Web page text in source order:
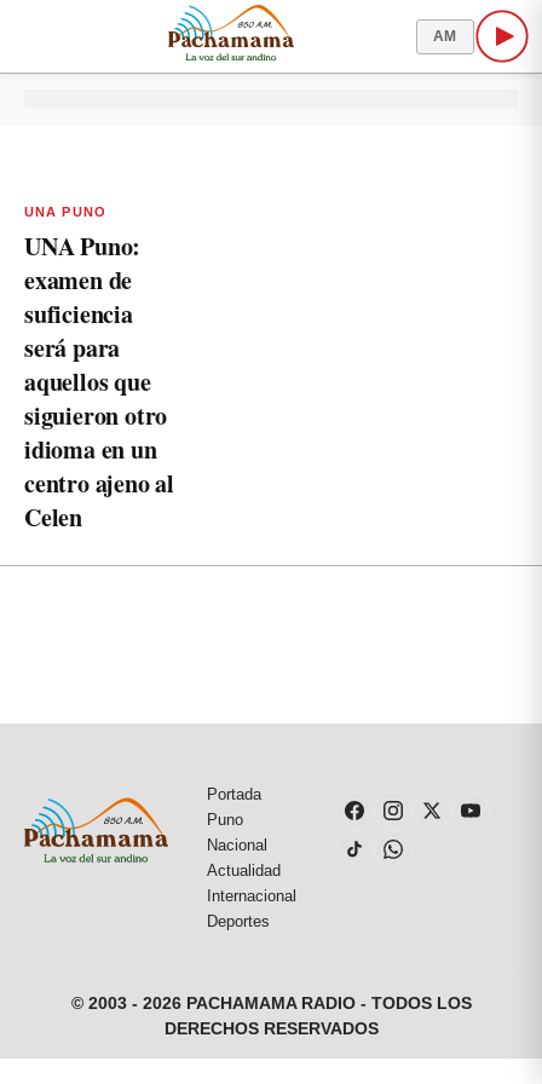
AM
UNA PUNO
UNA Puno:
examen de
suficiencia
será para
aquellos que
siguieron otro
idioma en un
centro ajeno al
Celen
Portada
Puno
Nacional
Actualidad
Internacional
Deportes
© 2003 - 2026 PACHAMAMA RADIO - TODOS LOS
DERECHOS RESERVADOS